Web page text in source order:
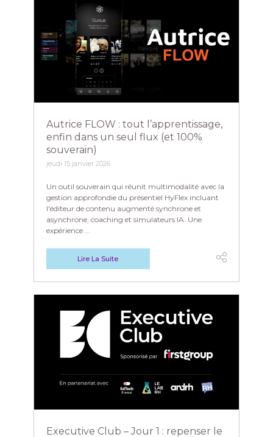
Autrice FLOW : tout l’apprentissage,
enfin dans un seul flux (et 100%
souverain)
jeudi 15 janvier 2026
Un outil souverain qui réunit multimodalité avec la
gestion approfondie du présentiel HyFlex incluant
l'éditeur de contenu augmenté synchrone et
asynchrone, coaching et simulateurs IA. Une
expérience ...
Lire La Suite
Executive Club – Jour 1 : repenser le